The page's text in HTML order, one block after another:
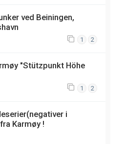
ved Beiningen,
1 2
"Stützpunkt Höhe
1 2
i
Karmøy !